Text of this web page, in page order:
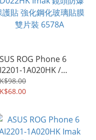
ROG Phone 6
1A020HK /
6 Pro AI2201-
Imak 鏡頭防爆
片裝 6578A